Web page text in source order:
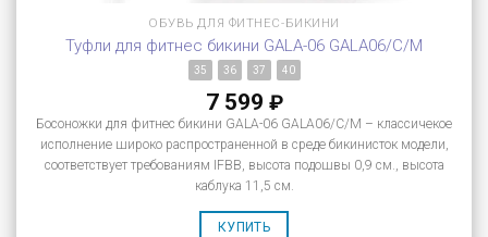
ОБУВЬ ДЛЯ ФИТНЕС-БИКИНИ
Туфли для фитнес бикини GALA-06 GALA06/C/M
35 36 37 40
7 599 ₽
Босоножки для фитнес бикини GALA-06 GALA06/C/M – классичекое
исполнение широко распространенной в среде бикинисток модели,
соответствует требованиям IFBB, высота подошвы 0,9 см., высота
каблука 11,5 см.
КУПИТЬ